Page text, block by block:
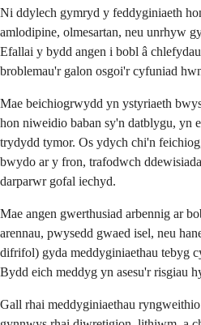
Ni ddylech gymryd y feddyginiaeth
amlodipine, olmesartan, neu unrhyw
Efallai y bydd angen i bobl â
broblemau'r galon osgoi'r cyfuniad
Mae beichiogrwydd yn ystyriaeth
hon niweidio baban sy'n datblygu, yn
trydydd tymor. Os ydych chi'n
bwydo ar y fron, trafodwch
darparwr gofal iechyd.
Mae angen gwerthusiad arbennig ar
arennau, pwysedd gwaed isel, neu
difrifol) gyda meddyginiaethau tebyg
Bydd eich meddyg yn asesu'r risgiau
Gall rhai meddyginiaethau